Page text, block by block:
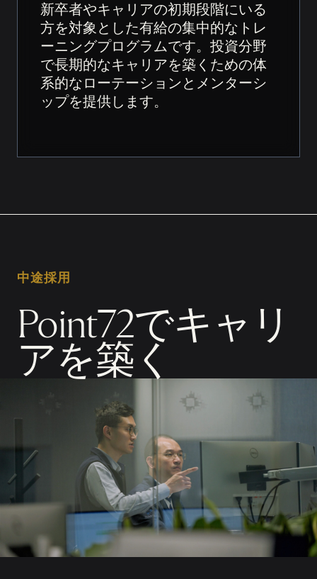
新卒者やキャリアの初期段階にいる
方を対象とした有給の集中的なトレ
ーニングプログラムです。投資分野
で長期的なキャリアを築くための体
系的なローテーションとメンターシ
ップを提供します。
中途採用
Point72でキャリ
アを築く